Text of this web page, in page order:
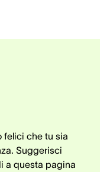
felici che tu sia
Suggerisci
a questa pagina